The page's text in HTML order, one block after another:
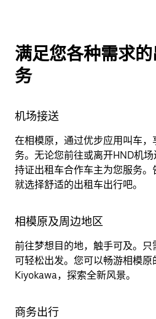
满足您各种需求
务
机场接送
在相模原，通过优步应用叫车
务。无论您前往或离开HND机
持证出租车合作车主为您服务
就选择舒适的出租车出行吧。
相模原及周边地区
前往梦想目的地，触手可及。
可轻松出发。您可以畅游相模原
Kiyokawa，探索全新风景。
商务出行